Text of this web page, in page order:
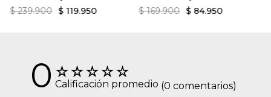
el revés. OTROS: No planchar los accesorios.
$ 239.900 $ 119.950
$ 169.900 $ 84.950
☆☆☆☆☆
0 Calificación promedio (0 comentarios)